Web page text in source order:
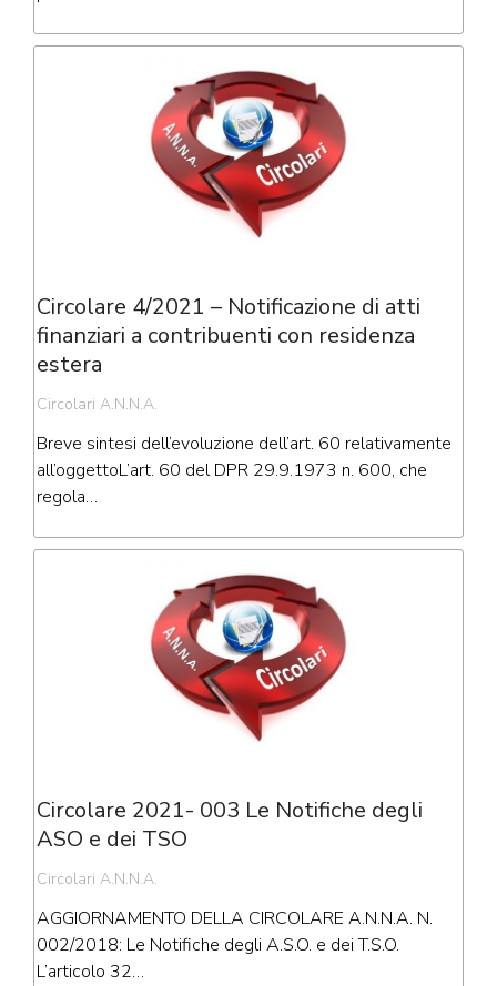
Circolare 4/2021 – Notificazione di atti
finanziari a contribuenti con residenza
estera
Circolari A.N.N.A.
Breve sintesi dell’evoluzione dell’art. 60 relativamente
all’oggettoL’art. 60 del DPR 29.9.1973 n. 600, che
regola…
Circolare 2021- 003 Le Notifiche degli
ASO e dei TSO
Circolari A.N.N.A.
AGGIORNAMENTO DELLA CIRCOLARE A.N.N.A. N.
002/2018: Le Notifiche degli A.S.O. e dei T.S.O.
L’articolo 32…